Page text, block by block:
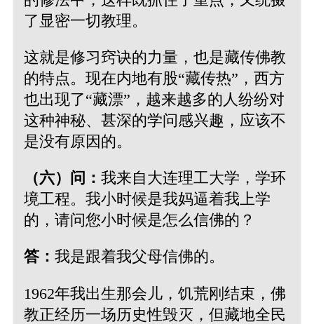
了显密一切教理。
这就是修习窍诀的力量，也是藏传佛教
的特点。现在内地有股“藏传热”，西方
也出现了“藏漂”，越来越多的人纷纷对
这种神秘、甚深的学问感兴趣，应该不
是没有原因的。
（六）问： 我来自大连理工大学，学环
境工程。我小时候是我妈逼着我上学
的，请问您小时候是怎么信佛的？
答： 我是跟着我父母信佛的。
1962年我出生那会儿，饥荒刚结束，佛
教正经历一场历史性毁灭，但藏地全民